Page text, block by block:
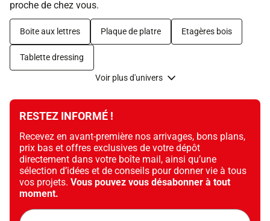
proche de chez vous.
Boite aux lettres Plaque de platre Etagères bois
Tablette dressing
Voir plus d'univers
RESTEZ INFORMÉ !
Recevez en avant-première nos arrivages, bons plans,
prix bas et offres exclusives de votre dépôt
directement dans votre boîte mail, ainsi qu’une
sélection d’idées et de conseils pour donner vie à tous
vos projets. Vous pouvez vous désabonner à tout
moment.
Adresse